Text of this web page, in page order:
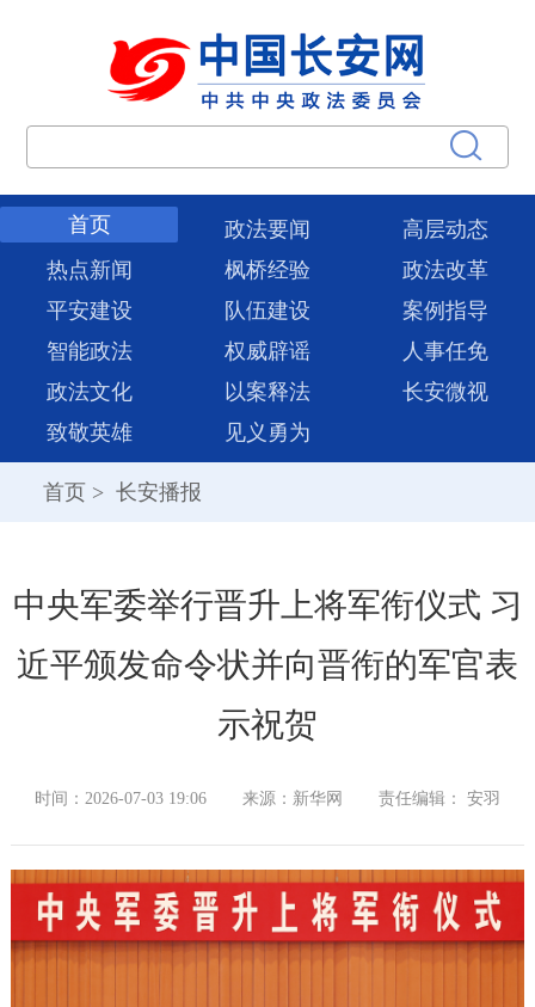
首页 政法要闻
高层动态
热点新闻
枫桥经验
政法改革
平安建设
队伍建设
案例指导
智能政法
权威辟谣
人事任免
政法文化
以案释法
长安微视
致敬英雄
见义勇为
首页 > 长安播报
中央军委举行晋升上将军衔仪式 习
近平颁发命令状并向晋衔的军官表
示祝贺
时间：2026-07-03 19:06 来源：新华网 责任编辑： 安羽